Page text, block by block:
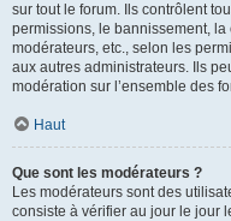
sur tout le forum. Ils contrôlent
permissions, le bannissement,
modérateurs, etc., selon les
aux autres administrateurs. Ils
modération sur l’ensemble des
Haut
Que sont les modérateurs ?
Les modérateurs sont des
consiste à vérifier au jour le jour